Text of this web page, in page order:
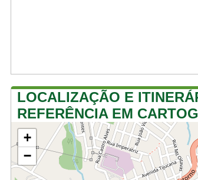
LOCALIZAÇÃO E
REFERÊNCIA EM
+
−